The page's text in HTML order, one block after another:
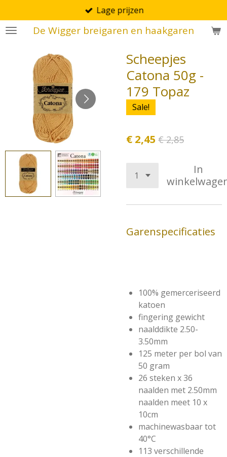
direct
naar
hoofdinhoud
De Wigger breigaren en haakgaren
Lage prijzen
Scheepjes
Catona 50g -
179 Topaz
Sale!
€ 2,45 € 2,85
In
Garenspecificaties
100% gemerceriseerd
katoen
fingering gewicht
naalddikte 2.50-
3.50mm
125 meter per bol van
50 gram
26 steken x 36
naalden met 2.50mm
naalden meet 10 x
10cm
machinewasbaar tot
40°C
113 verschillende